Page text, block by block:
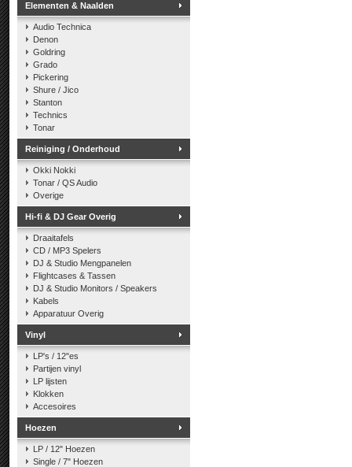
Elementen & Naalden
Audio Technica
Denon
Goldring
Grado
Pickering
Shure / Jico
Stanton
Technics
Tonar
Reiniging / Onderhoud
Okki Nokki
Tonar / QS Audio
Overige
Hi-fi & DJ Gear Overig
Draaitafels
CD / MP3 Spelers
DJ & Studio Mengpanelen
Flightcases & Tassen
DJ & Studio Monitors / Speakers
Kabels
Apparatuur Overig
Vinyl
LP's / 12"es
Partijen vinyl
LP lijsten
Klokken
Accesoires
Hoezen
LP / 12" Hoezen
Single / 7" Hoezen